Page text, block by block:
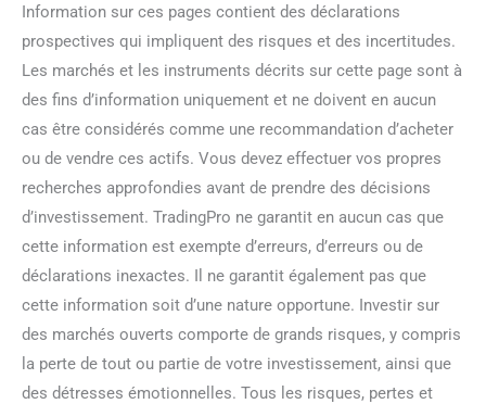
Information sur ces pages contient des déclarations
prospectives qui impliquent des risques et des incertitudes.
Les marchés et les instruments décrits sur cette page sont à
des fins d’information uniquement et ne doivent en aucun
cas être considérés comme une recommandation d’acheter
ou de vendre ces actifs. Vous devez effectuer vos propres
recherches approfondies avant de prendre des décisions
d’investissement. TradingPro ne garantit en aucun cas que
cette information est exempte d’erreurs, d’erreurs ou de
déclarations inexactes. Il ne garantit également pas que
cette information soit d’une nature opportune. Investir sur
des marchés ouverts comporte de grands risques, y compris
la perte de tout ou partie de votre investissement, ainsi que
des détresses émotionnelles. Tous les risques, pertes et